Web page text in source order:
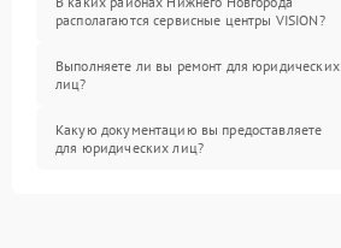
располагаются сервисные центры VISION?
Выполняете ли вы ремонт для юридических
лиц?
Какую документацию вы предоставляете
для юридических лиц?